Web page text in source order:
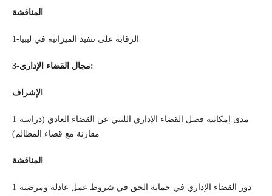
المناقشة
1-الرقابة على تنفيذ الميزانية في ليبيا
3-مجال القضاء الإداري:
الإشراف
1-مدى إمكانية فصل القضاء الإداري الليبي عن القضاء العادي (دراسة
مقارنة مع قضاء المظالم)
المناقشة
1-دور القضاء الإداري في حماية الحق في شروط عمل عادلة ومرضية